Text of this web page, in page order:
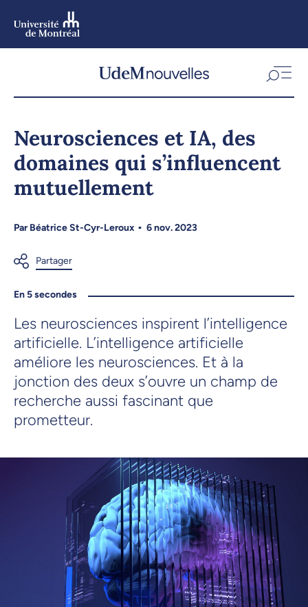
Neurosciences et IA, des
domaines qui s’influencent
mutuellement
ParBéatrice St-Cyr-Leroux 6 nov. 2023
En 5 secondes
Les neurosciences inspirent l’intelligence
artificielle. L’intelligence artificielle
améliore les neurosciences. Et à la
jonction des deux s’ouvre un champ de
recherche aussi fascinant que
prometteur.